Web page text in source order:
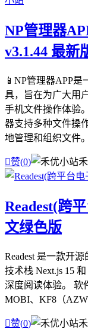
NP管理器
v3.1.44 最新
📱NP管理器APP
具，旨在为广大用
手机文件操作体验
器支持多种文件操
地管理和组织文件
赞(0)
Readest(跨
文绿色版
Readest 是一款开
技术栈 Next.js 15
深度阅读体验。 软
MOBI、KF8（
赞(0)